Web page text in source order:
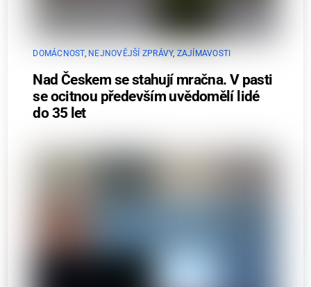
DOMÁCNOST, NEJNOVĚJŠÍ ZPRÁVY, ZAJÍMAVOSTI
Nad Českem se stahují mračna. V pasti
se ocitnou především uvědomělí lidé
do 35 let